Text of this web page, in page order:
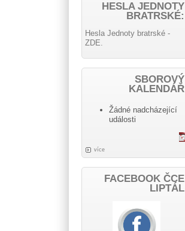
HESLA JEDNOTY
BRATRSKÉ:
Hesla Jednoty bratrské -
ZDE.
SBOROVÝ
KALENDÁŘ
Žádné nadcházející
události
více
FACEBOOK ČCE
LIPTÁL